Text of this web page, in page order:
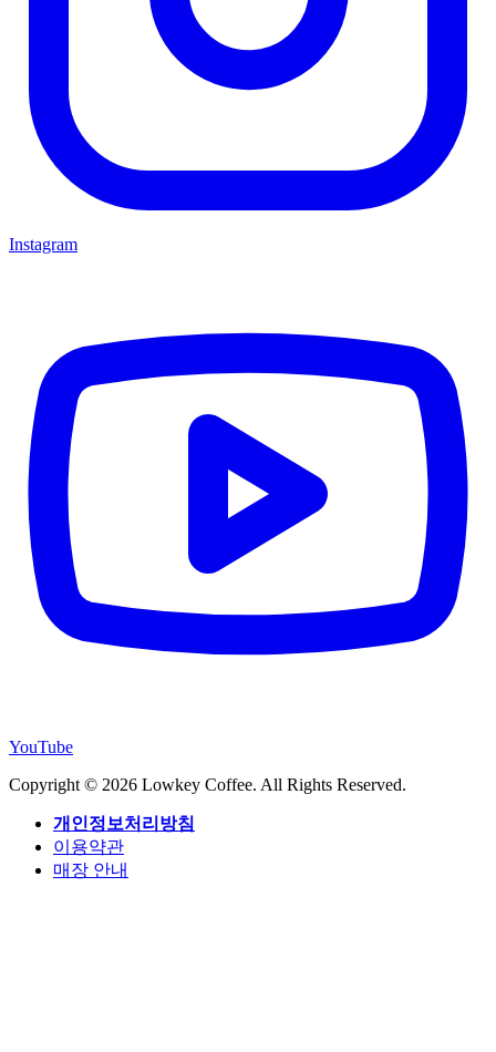
Instagram
YouTube
Copyright © 2026 Lowkey Coffee. All Rights Reserved.
개인정보처리방침
이용약관
매장 안내